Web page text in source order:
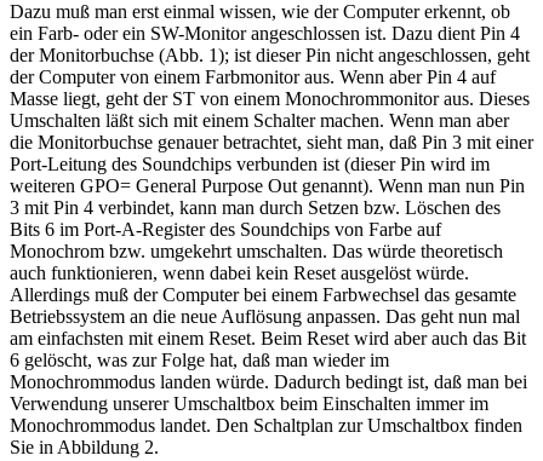
Dazu muß man erst einmal wissen, wie der Computer erkennt, ob
ein Farb- oder ein SW-Monitor angeschlossen ist. Dazu dient Pin 4
der Monitorbuchse (Abb. 1); ist dieser Pin nicht angeschlossen, geht
der Computer von einem Farbmonitor aus. Wenn aber Pin 4 auf
Masse liegt, geht der ST von einem Monochrommonitor aus. Dieses
Umschalten läßt sich mit einem Schalter machen. Wenn man aber
die Monitorbuchse genauer betrachtet, sieht man, daß Pin 3 mit einer
Port-Leitung des Soundchips verbunden ist (dieser Pin wird im
weiteren GPO= General Purpose Out genannt). Wenn man nun Pin
3 mit Pin 4 verbindet, kann man durch Setzen bzw. Löschen des
Bits 6 im Port-A-Register des Soundchips von Farbe auf
Monochrom bzw. umgekehrt umschalten. Das würde theoretisch
auch funktionieren, wenn dabei kein Reset ausgelöst würde.
Allerdings muß der Computer bei einem Farbwechsel das gesamte
Betriebssystem an die neue Auflösung anpassen. Das geht nun mal
am einfachsten mit einem Reset. Beim Reset wird aber auch das Bit
6 gelöscht, was zur Folge hat, daß man wieder im
Monochrommodus landen würde. Dadurch bedingt ist, daß man bei
Verwendung unserer Umschaltbox beim Einschalten immer im
Monochrommodus landet. Den Schaltplan zur Umschaltbox finden
Sie in Abbildung 2.